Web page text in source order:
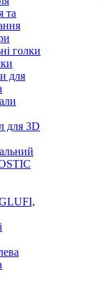
та
голки
для
для 3D